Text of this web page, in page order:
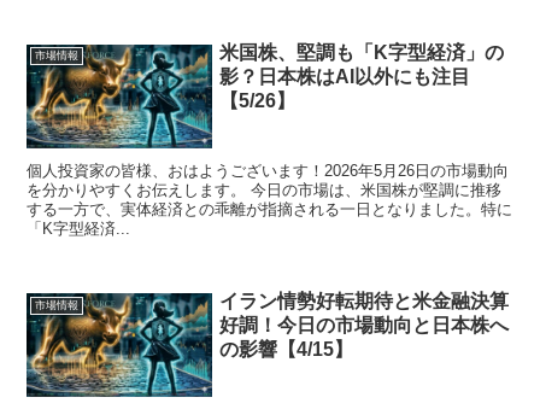
市場情報
米国株、堅調も「K字型経済」の
影？日本株はAI以外にも注目
【5/26】
個人投資家の皆様、おはようございます！2026年5月26日の市場動向
を分かりやすくお伝えします。 今日の市場は、米国株が堅調に推移
する一方で、実体経済との乖離が指摘される一日となりました。特に
「K字型経済...
市場情報
イラン情勢好転期待と米金融決算
好調！今日の市場動向と日本株へ
の影響【4/15】